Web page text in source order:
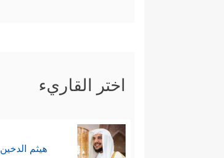
اختر القاريء
هيثم الدخين